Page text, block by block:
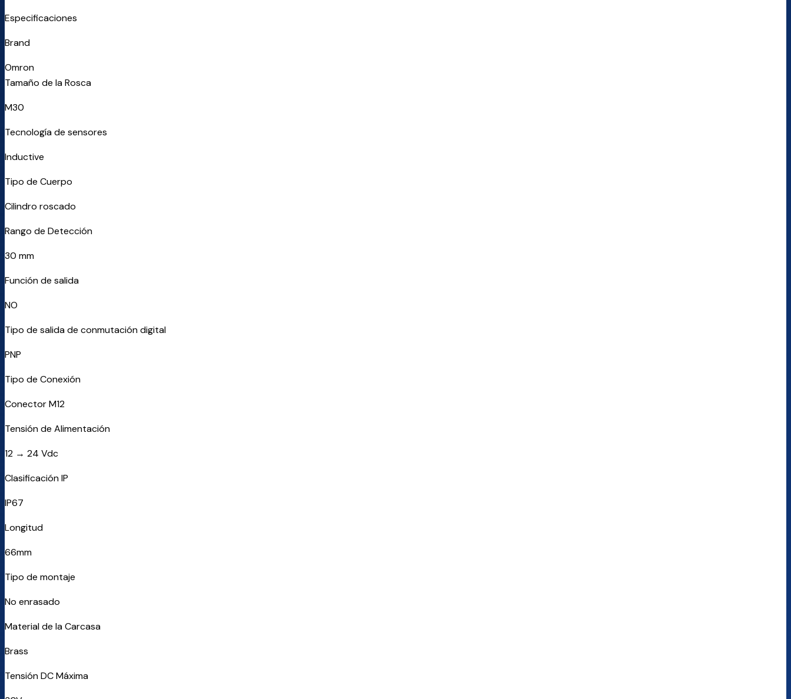
Especificaciones
Brand
Omron
Tamaño de la Rosca
M30
Tecnología de sensores
Inductive
Tipo de Cuerpo
Cilindro roscado
Rango de Detección
30 mm
Función de salida
NO
Tipo de salida de conmutación digital
PNP
Tipo de Conexión
Conector M12
Tensión de Alimentación
12 → 24 Vdc
Clasificación IP
IP67
Longitud
66mm
Tipo de montaje
No enrasado
Material de la Carcasa
Brass
Tensión DC Máxima